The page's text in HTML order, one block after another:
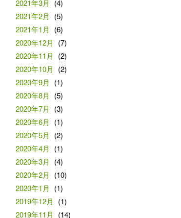
2021年3月
(4)
2021年2月
(5)
2021年1月
(6)
2020年12月
(7)
2020年11月
(2)
2020年10月
(2)
2020年9月
(1)
2020年8月
(5)
2020年7月
(3)
2020年6月
(1)
2020年5月
(2)
2020年4月
(1)
2020年3月
(4)
2020年2月
(10)
2020年1月
(1)
2019年12月
(1)
2019年11月
(14)